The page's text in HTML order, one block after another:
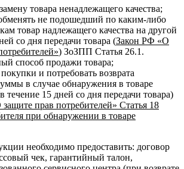
товара ненадлежащего качества;
не подошедший по каким-либо
товар надлежащего качества на другой
со дня передачи товара (Закон РФ «О
) ЗоЗПП Статья 26.1.
способ продажи товара;
покупки и потребовать возврата
в случае обнаружения в товаре
течение 15 дней со дня передачи товара)
прав потребителей» Статья 18
при обнаружении в товаре
необходимо предоставить: договор
чек, гарантийный талон,